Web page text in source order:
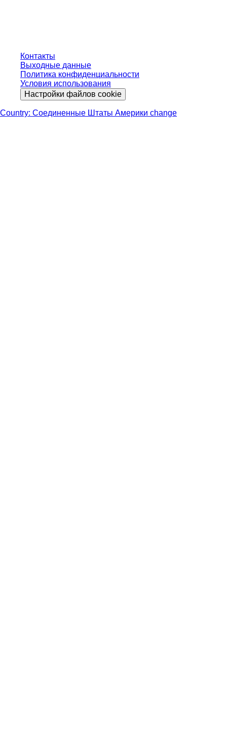
Контакты
Выходные данные
Политика конфиденциальности
Условия использования
Настройки файлов cookie
Country: Соединенные Штаты Америки change